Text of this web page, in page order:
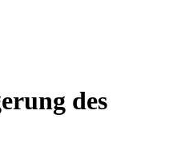
des